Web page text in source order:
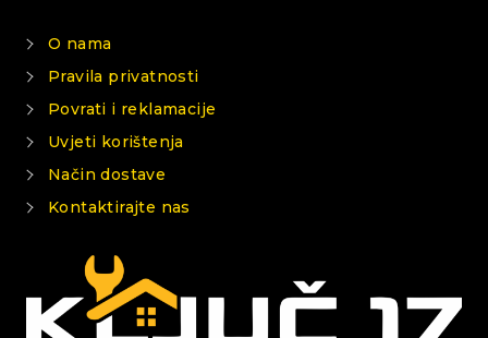
O nama
Pravila privatnosti
Povrati i reklamacije
Uvjeti korištenja
Način dostave
Kontaktirajte nas